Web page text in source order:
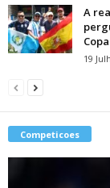
A
19
Competicoes